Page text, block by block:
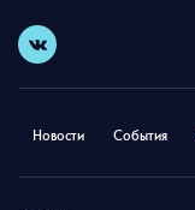
Новости События